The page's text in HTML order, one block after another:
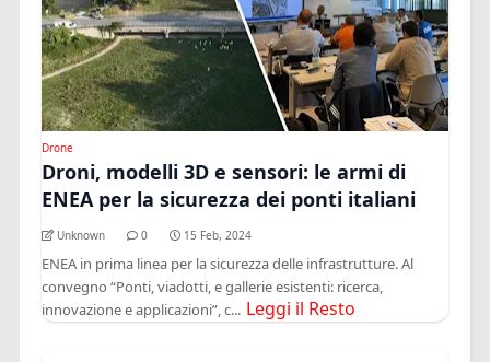
Drone
Droni, modelli 3D e sensori: le armi di
ENEA per la sicurezza dei ponti italiani
Unknown 0 15 Feb, 2024
ENEA in prima linea per la sicurezza delle infrastrutture. Al
convegno “Ponti, viadotti, e gallerie esistenti: ricerca,
innovazione e applicazioni”, c... Leggi il Resto